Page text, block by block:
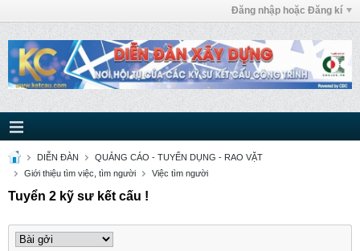
Đăng nhập hoặc Đăng kí
DIỄN ĐÀN
QUẢNG CÁO - TUYỂN DỤNG - RAO VẶT
Giới thiệu tìm việc, tìm người
Việc tìm người
Tuyển 2 kỹ sư kết cấu !